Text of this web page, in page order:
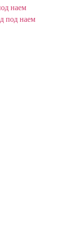
наем
под наем